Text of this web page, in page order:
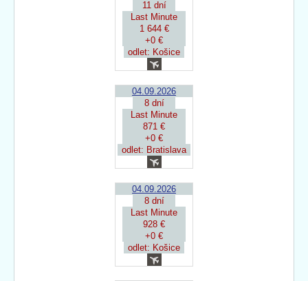
11 dní
Last Minute
1 644 €
+0 €
odlet: Košice
04.09.2026
8 dní
Last Minute
871 €
+0 €
odlet: Bratislava
04.09.2026
8 dní
Last Minute
928 €
+0 €
odlet: Košice